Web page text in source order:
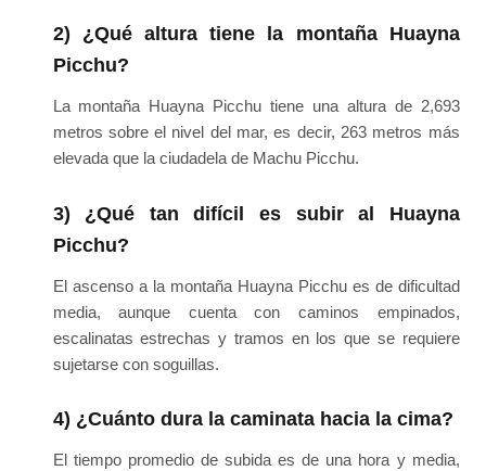
2) ¿Qué altura tiene la montaña Huayna
Picchu?
La montaña Huayna Picchu tiene una altura de 2,693
metros sobre el nivel del mar, es decir, 263 metros más
elevada que la ciudadela de Machu Picchu.
3) ¿Qué tan difícil es subir al Huayna
Picchu?
El ascenso a la montaña Huayna Picchu es de dificultad
media, aunque cuenta con caminos empinados,
escalinatas estrechas y tramos en los que se requiere
sujetarse con soguillas.
4) ¿Cuánto dura la caminata hacia la cima?
El tiempo promedio de subida es de una hora y media,